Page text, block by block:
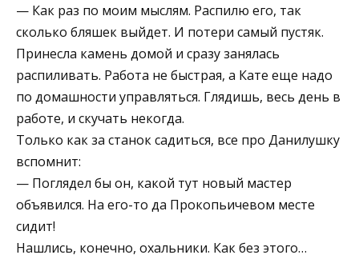
— Как раз по моим мыслям. Распилю его, так
сколько бляшек выйдет. И потери самый пустяк.
Принесла камень домой и сразу занялась
распиливать. Работа не быстрая, а Кате еще надо
по домашности управляться. Глядишь, весь день в
работе, и скучать некогда.
Только как за станок садиться, все про Данилушку
вспомнит:
— Поглядел бы он, какой тут новый мастер
объявился. На его-то да Прокопьичевом месте
сидит!
Нашлись, конечно, охальники. Как без этого…